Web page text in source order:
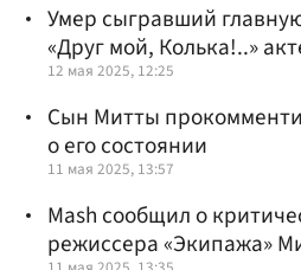
Умер сыгравший
«Друг мой, Колька!..»
12 мая 2025, 12:25
Сын Митты
о его состоянии
11 мая 2025, 13:57
Mash сообщил о
режиссера «Экипажа»